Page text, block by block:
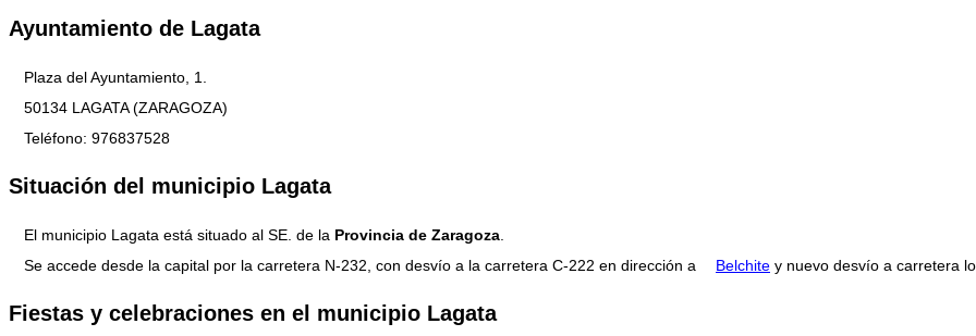
Ayuntamiento de Lagata
Plaza del Ayuntamiento, 1.
50134 LAGATA (ZARAGOZA)
Teléfono: 976837528
Situación del municipio Lagata
El municipio Lagata está situado al SE. de la Provincia de Zaragoza
Se accede desde la capital por la carretera N-232, con desvío a la carretera C-222 en dirección a
Belchite y nuevo desvío a carretera
Fiestas y celebraciones en el municipio Lagata